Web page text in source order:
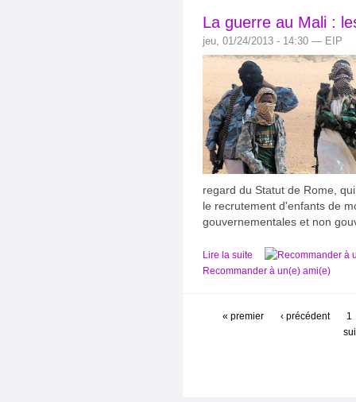
La guerre au Mali :
jeu, 01/24/2013 - 14:30 — EIP
regard du Statut de Rome,
le recrutement d'enfants de
gouvernementales et non
Lire la suite
Recommander à un(e) ami(e)
« premier ‹ précédent
1